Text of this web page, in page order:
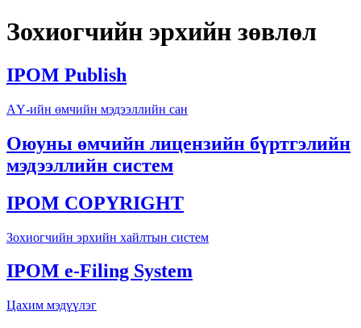
Зохиогчийн эрхийн зөвлөл
IPOM Publish
АҮ-ийн өмчийн мэдээллийн сан
Оюуны өмчийн лицензийн бүртгэлийн
мэдээллийн систем
IPOM COPYRIGHT
Зохиогчийн эрхийн хайлтын систем
IPOM e-Filing System
Цахим мэдүүлэг